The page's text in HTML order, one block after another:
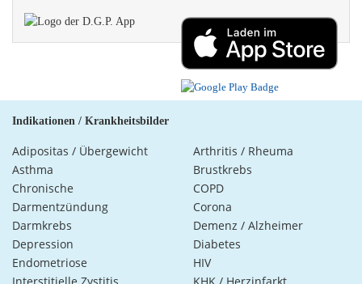
Indikationen / Krankheitsbilder
Adipositas / Übergewicht
Arthritis / Rheuma
Asthma
Brustkrebs
Chronische
Darmentzündung
COPD
Corona
Darmkrebs
Demenz / Alzheimer
Depression
Diabetes
Endometriose
HIV